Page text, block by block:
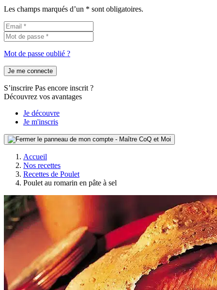
Les champs marqués d’un * sont obligatoires.
Mot de passe oublié ?
Je me connecte
S’inscrire Pas encore inscrit ?
Découvrez vos avantages
Je découvre
Je m'inscris
Accueil
Nos recettes
Recettes de Poulet
Poulet au romarin en pâte à sel